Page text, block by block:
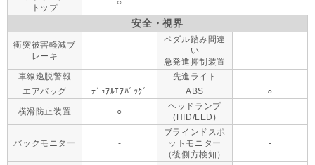
トップ
○
安全・視界
衝突被害軽減ブ
レーキ
-
ペダル踏み間違
い
急発進抑制装置
-
車線逸脱警報 - 先進ライト
-
エアバッグ
ﾃﾞｭｱﾙｴｱﾊﾞｯｸﾞ ABS ○
横滑防止装置 ○
ヘッドランプ
(HID/LED)
-
バックモニター -
ブラインドスポ
ットモニター
（後側方検知）
-